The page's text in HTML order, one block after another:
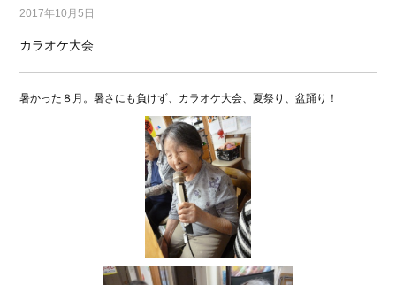
2017年10月5日
カラオケ大会
暑かった８月。暑さにも負けず、カラオケ大会、夏祭り、盆踊り！